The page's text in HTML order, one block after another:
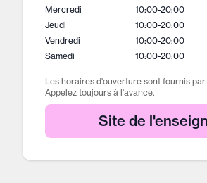
Mercredi
10:00-20:00
Jeudi
10:00-20:00
Vendredi
10:00-20:00
Samedi
10:00-20:00
Les horaires d'ouverture sont fournis
Appelez toujours à l'avance.
Site de